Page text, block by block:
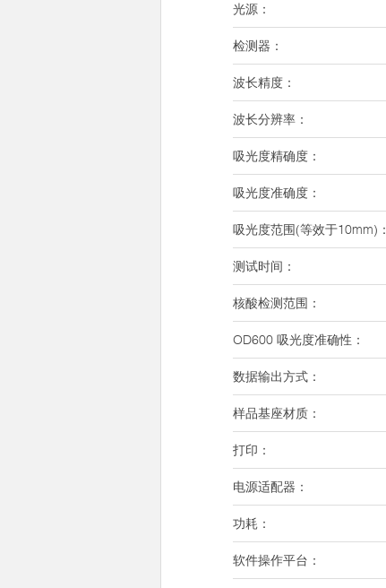
光源：
检测器：
波长精度：
波长分辨率：
吸光度精确度：
吸光度准确度：
吸光度范围(等效于10mm)：
测试时间：
核酸检测范围：
OD600 吸光度准确性：
数据输出方式：
样品基座材质：
打印：
电源适配器：
功耗：
软件操作平台：